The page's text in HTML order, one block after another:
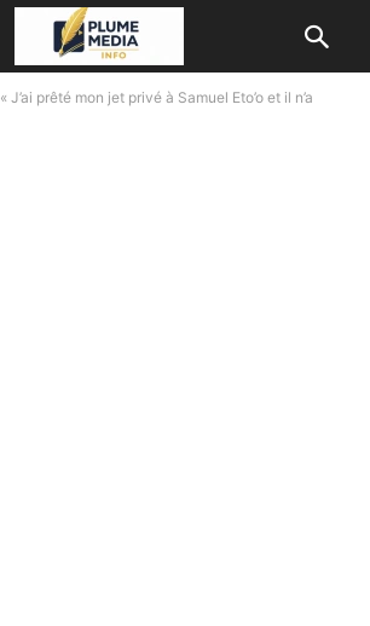
« J’ai prêté mon jet privé à Samuel Eto’o et il n’a